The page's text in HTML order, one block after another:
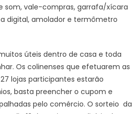
som, vale-compras, garrafa/xícara
digital, amolador e termômetro
úteis dentro de casa e toda
Os colinenses que efetuarem as
lojas participantes estarão
basta preencher o cupom e
pelo comércio. O sorteio da